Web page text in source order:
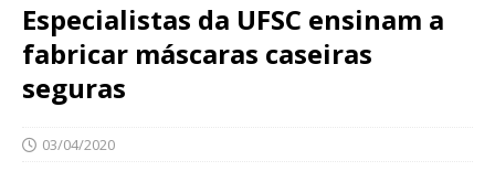
Especialistas da UFSC ensinam a
fabricar máscaras caseiras
seguras
03/04/2020